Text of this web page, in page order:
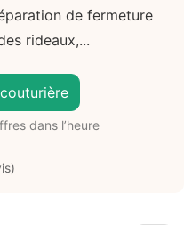
de fermeture
rideaux,...
dans l’heure